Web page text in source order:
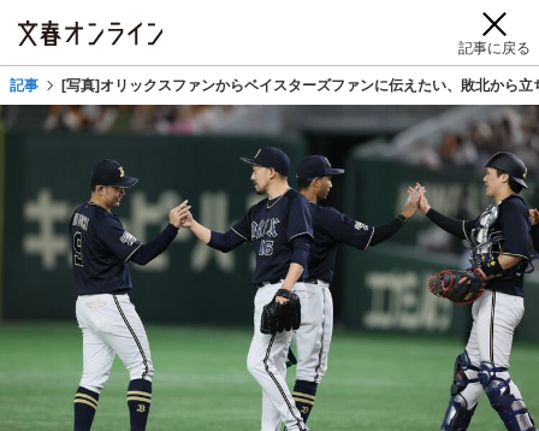
記事に戻る
記事 [写真]オリックスファンからベイスターズファンに伝えたい、敗北から